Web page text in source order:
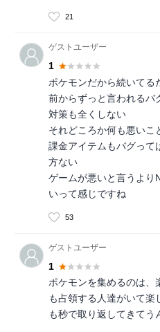
21
ゲストユーザー
1
ポケモンだから続いてる
前からずっと言われるバ
対策も全くしない
それどころか何も悪いこ
課金アイテムもバグって
方ない
ゲームが悪いと言うより
いって感じですね
53
ゲストユーザー
1
ポケモンを集めるのは、
も占領する人達がいて楽
も秒で取り返してきてう